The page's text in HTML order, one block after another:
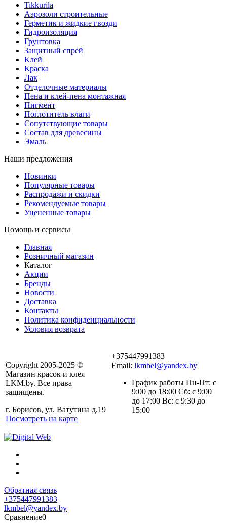
Tikkurila
Аэрозоли строительные
Герметик и жидкие гвозди
Гидроизоляция
Грунтовка
Защитный спрей
Клей
Краска
Лак
Отделочные материалы
Пена и клей-пена монтажная
Пигмент
Поглотитель влаги
Сопутствующие товары
Состав для древесины
Эмаль
Наши предложения
Новинки
Популярные товары
Распродажи и скидки
Рекомендуемые товары
Уцененные товары
Помощь и сервисы
Главная
Розничный магазин
Каталог
Акции
Бренды
Новости
Доставка
Контакты
Политика конфиденциальности
Условия возврата
Copyright 2005-2025 ©
Магазин красок и клея
LKM.by. Все права
защищены.
г. Борисов, ул. Ватутина д.19
Посмотреть на карте
+375447991383
Email: lkmbel@yandex.by
График работы Пн-Пт: с
9:00 до 18:00 Сб: с 9:00
до 17:00 Вс: с 9:30 до
15:00
Обратная связь
+375447991383
lkmbel@yandex.by
Сравнение0